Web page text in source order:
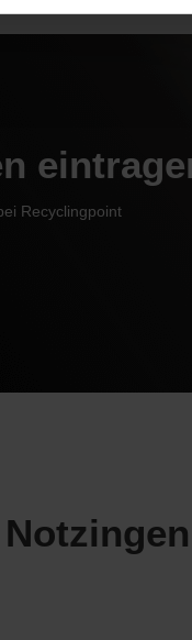
Recyclingpoint